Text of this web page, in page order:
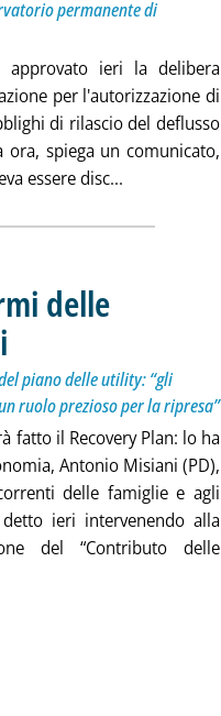
permanente di
approvato ieri la delibera
per l'autorizzazione di
di rilascio del deflusso
spiega un comunicato,
essere disc...
delle
piano delle utility: “gli
ruolo prezioso per la ripresa”
fatto il Recovery Plan: lo ha
Antonio Misiani (PD),
delle famiglie e agli
ieri intervenendo alla
del “Contributo delle